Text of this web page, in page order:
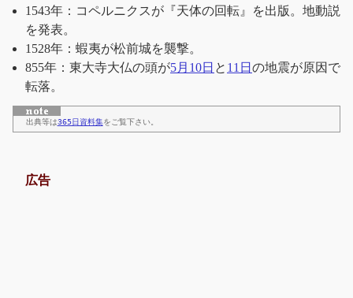
1543年：コペルニクスが『天体の回転』を出版。地動説
を発表。
1528年：蝦夷が松前城を襲撃。
855年：東大寺大仏の頭が5月10日 と 11日 の地震が原因で
転落。
出典等は365日資料集をご覧下さい。
広告